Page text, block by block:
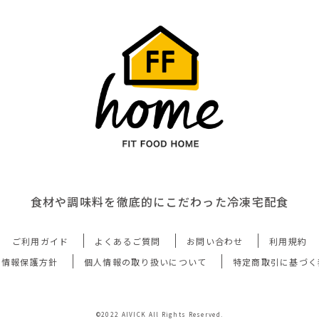
食材や調味料を徹底的にこだわった冷凍宅配食
ご利用ガイド よくあるご質問 お問い合わせ
利用規約
報保護方針
個人情報の取り扱いについて 特定商取引に基づ
©2022 AIVICK All Rights Reserved.